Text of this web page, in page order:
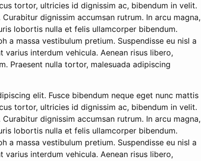
tortor, ultricies id dignissim ac, bibendum in velit.
dignissim accumsan rutrum. In arcu magna,
lobortis nulla et felis ullamcorper bibendum.
a massa vestibulum pretium. Suspendisse eu nisl a
varius interdum vehicula. Aenean risus libero,
Praesent nulla tortor, malesuada adipiscing
elit. Fusce bibendum neque eget nunc mattis
tortor, ultricies id dignissim ac, bibendum in velit.
dignissim accumsan rutrum. In arcu magna,
lobortis nulla et felis ullamcorper bibendum.
a massa vestibulum pretium. Suspendisse eu nisl a
varius interdum vehicula. Aenean risus libero,